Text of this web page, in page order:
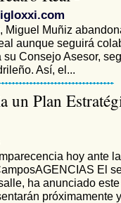
Miguel Muñiz
aunque seguirá
Consejo Asesor,
Así, el...
un Plan
hoy ante
El
ha anunciado
próximamente